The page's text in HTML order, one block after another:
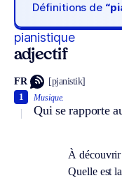
Définitions de
pianistique
adjectif
FR [pjanistik]
Musique.
Qui se rapporte
1
À découvrir
Quelle est